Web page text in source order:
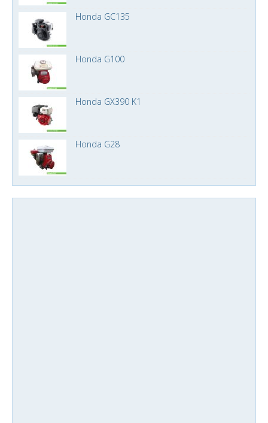
Honda GC135
Honda G100
Honda GX390 K1
Honda G28